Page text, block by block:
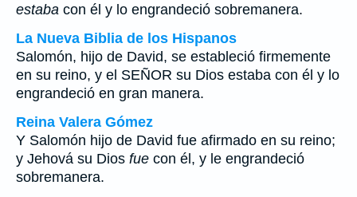
estaba con él y lo engrandeció sobremanera.
La Nueva Biblia de los Hispanos
Salomón, hijo de David, se estableció firmemente
en su reino, y el SEÑOR su Dios estaba con él y lo
engrandeció en gran manera.
Reina Valera Gómez
Y Salomón hijo de David fue afirmado en su reino;
y Jehová su Dios fue con él, y le engrandeció
sobremanera.